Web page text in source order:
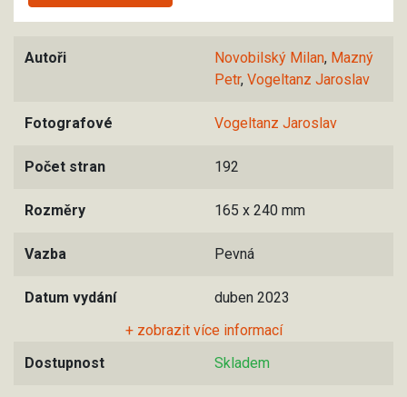
Autoři Novobilský Milan, Mazný
Petr, Vogeltanz Jaroslav
Fotografové Vogeltanz Jaroslav
Počet stran 192
Rozměry 165 x 240 mm
Vazba Pevná
Datum vydání
duben 2023
+ zobrazit více informací
Dostupnost
Skladem